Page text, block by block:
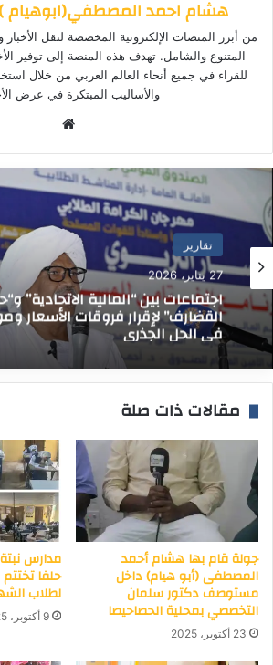
هشام احمد المصطفي(ابوهيام )
من أبرز المنصات الإلكترونية المخصصة لنقل الأخبار
المتنوع والشامل. تهدف هذه المنصة إلى توفير
للقراء في جميع أنحاء العالم العربي من خلال
والأساليب المبتكرة في عرض
الوي
ب
تقارير
27 يناير، 2026
اجتماعات بين “المالية الاتحادية”
القضارف” لإقرار فروقات الأسعار
في الحل الجذري
مقالات ذات صلة
جولة قام بها هشام أحمد
المصطفى (أبو هيام) داخل
مستوصف دكتور سلمان
التخصصي بمحلية الحصاحيصا
23 أكتوبر، 2025
مدارس
حلفا تختتم
لطلاب
9 أكتوبر، 2025